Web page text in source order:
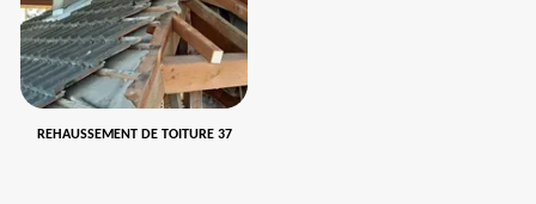
REHAUSSEMENT DE TOITURE 37